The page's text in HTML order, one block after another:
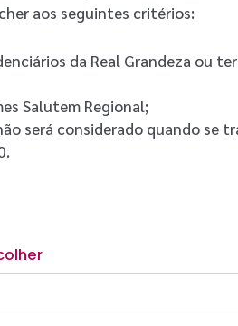
aos seguintes critérios:
da Real Grandeza ou
Salutem Regional;
será considerado quando se